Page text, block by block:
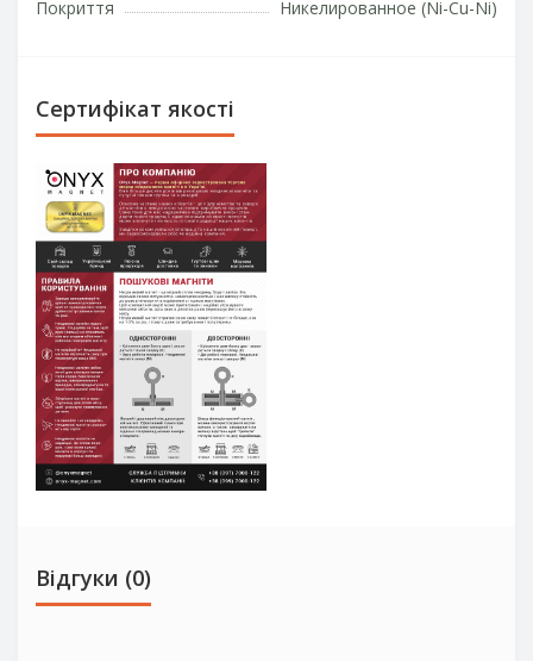
Покриття
Никелированное (Ni-Cu-Ni)
Сертифікат якості
Відгуки (0)